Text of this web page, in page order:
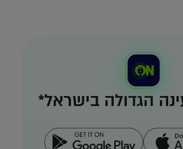
הגדולה בישראל*